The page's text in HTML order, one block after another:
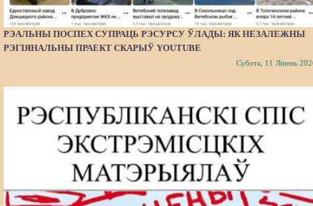
РЭАЛЬНЫ ПОСПЕХ СУПРАЦЬ РЭСУРСУ ЎЛАДЫ: ЯК НЕЗАЛЕЖНЫ
РЭГІЯНАЛЬНЫ ПРАЕКТ СКАРЫЎ YOUTUBE
Субота, 11 Ліпень